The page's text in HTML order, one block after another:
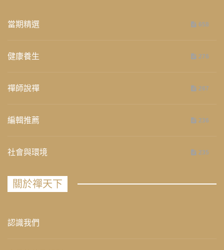
當期精選 658
健康養生 276
禪師說禪 267
編輯推薦 236
社會與環境 235
關於禪天下
認識我們